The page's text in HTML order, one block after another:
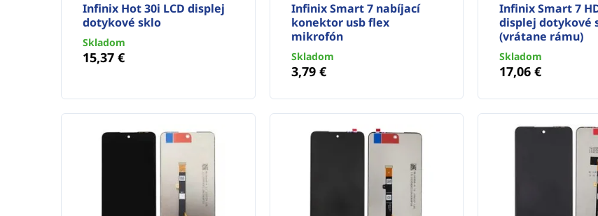
Infinix Hot 30i LCD displej
dotykové sklo
Skladom
15,37 €
Infinix Smart 7 nabíjací
konektor usb flex
mikrofón
Skladom
3,79 €
Infinix Smart 7
displej dotykové
(vrátane rámu)
Skladom
17,06 €